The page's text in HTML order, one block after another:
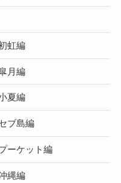
虹編
月編
夏編
ブ島編
ーケット編
縄編